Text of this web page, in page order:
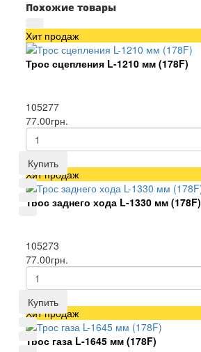
Похожие товары
Хит продаж
Трос сцепления L-1210 мм (178F)
105277
77.00грн.
Купить
Хит продаж
Трос заднего хода L-1330 мм (178F)
105273
77.00грн.
Купить
Хит продаж
Трос газа L-1645 мм (178F)